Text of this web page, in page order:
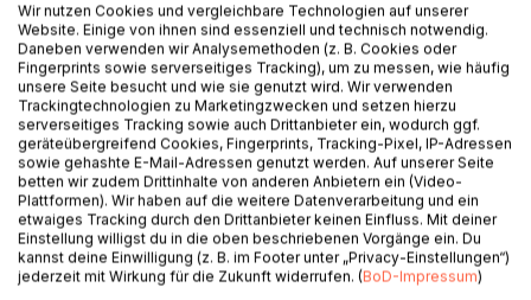
BESCHREIBUNG
"Ich wünschte, ich könnte dir sagen, dass es Menschen
gibt, die in ihrem Leben alles richtig machen. Aber die gibt
es nicht."
Faith ist eine Vry - eine Gestaltwandlerin, die in der Lage
ist, die Magie aller sechs Ikatis zu beherrschen. Doch ihre
Macht gerät außer Kontrolle. Auf der Suche nach
Antworten folgt Faith einer Spur, die sie zu den Ikatis der
Löwen und Luchse führt. Dort stößt sie nicht nur auf alte
Wir nutzen Cookies und vergleichbare Technologien auf unserer
Website. Einige von ihnen sind essenziell und technisch notwendig.
Daneben verwenden wir Analysemethoden (z. B. Cookies oder
Fingerprints sowie serverseitiges Tracking), um zu messen, wie häufig
unsere Seite besucht und wie sie genutzt wird. Wir verwenden
Trackingtechnologien zu Marketingzwecken und setzen hierzu
serverseitiges Tracking sowie auch Drittanbieter ein, wodurch ggf.
geräteübergreifend Cookies, Fingerprints, Tracking-Pixel, IP-Adressen
sowie gehashte E-Mail-Adressen genutzt werden. Auf unserer Seite
betten wir zudem Drittinhalte von anderen Anbietern ein (Video-
Plattformen). Wir haben auf die weitere Datenverarbeitung und ein
etwaiges Tracking durch den Drittanbieter keinen Einfluss. Mit deiner
Einstellung willigst du in die oben beschriebenen Vorgänge ein. Du
kannst deine Einwilligung (z. B. im Footer unter „Privacy-Einstellungen“)
jederzeit mit Wirkung für die Zukunft widerrufen. (BoD-Impressum)